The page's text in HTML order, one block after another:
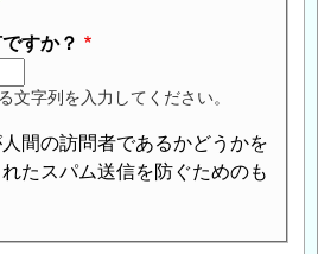
すか？
文字列を入力してください。
間の訪問者であるかどうかを
たスパム送信を防ぐためのも